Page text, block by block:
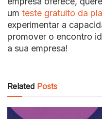
um teste gratuito da
experimentar a
promover o encontro
a sua empresa!
Related Posts